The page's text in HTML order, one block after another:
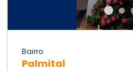
Bairro
Palmital